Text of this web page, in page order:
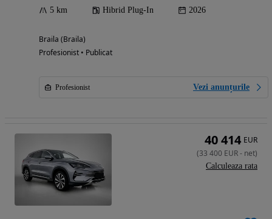
5 km Hibrid Plug-In 2026
Braila (Braila)
Profesionist • Publicat
Profesionist Vezi anunțurile
40 414 EUR
(33 400 EUR- net)
Calculeaza rata